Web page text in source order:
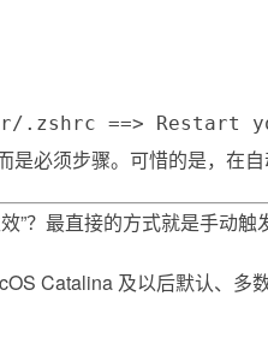
.zshrc ==>
是必须步骤。可惜的是，在
”？最直接的方式就是手动
Catalina 及以后默认、多